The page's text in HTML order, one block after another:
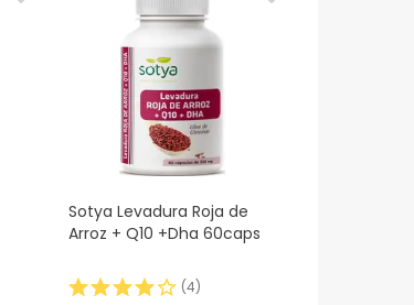
Sotya Levadura Roja de
Arroz + Q10 +Dha 60caps
(4)